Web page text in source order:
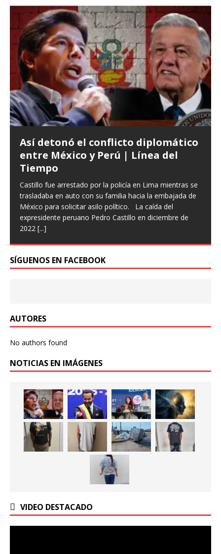
detonó el conflicto diplomático
México y Perú | Línea del
fue arrestado por la policía en Lima mientras se
en auto con su familia hacia la embajada de
para solicitar asilo político. La caída del
peruano Pedro Castillo en diciembre de
[...]
El
SÍGUENOS EN FACEBOOK
AUTORES
No authors found
NOTICIAS EN IMÁGENES
VIDEO DESTACADO